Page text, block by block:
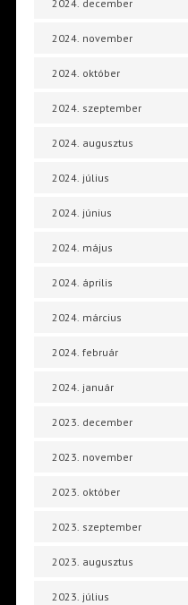
2024. december
2024. november
2024. október
2024. szeptember
2024. augusztus
2024. július
2024. június
2024. május
2024. április
2024. március
2024. február
2024. január
2023. december
2023. november
2023. október
2023. szeptember
2023. augusztus
2023. július